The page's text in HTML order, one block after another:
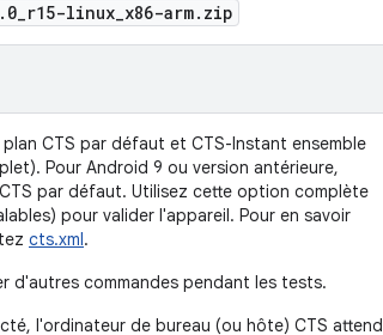
linux_x86-arm.zip
CTS par défaut et CTS-Instant ensemble
Pour Android 9 ou version antérieure,
par défaut. Utilisez cette option complète
pour valider l'appareil. Pour en savoir
cts.xml.
d'autres commandes pendant les tests.
l'ordinateur de bureau (ou hôte) CTS attend